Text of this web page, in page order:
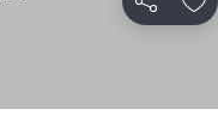
Partager